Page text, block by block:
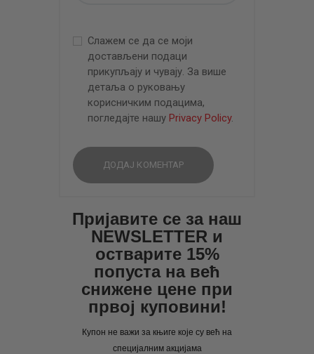
Слажем се да се моји
достављени подаци
прикупљају и чувају. За више
детаља о руковању
корисничким подацима,
погледајте нашу Privacy Policy.
Пријавите се за наш
NEWSLETTER и
остварите 15%
попуста на већ
снижене цене при
првој куповини!
Купон не важи за књиге које су већ на
специјалним акцијама